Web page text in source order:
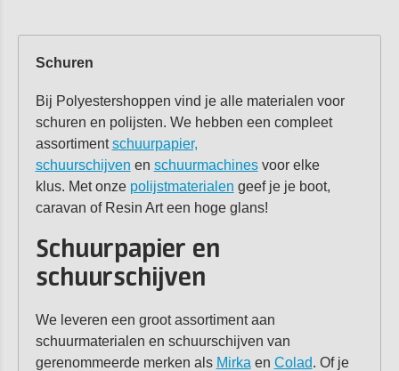
Schuren
Bij Polyestershoppen vind je alle materialen voor
schuren en polijsten. We hebben een compleet
assortimentschuurpapier,
schuurschijven en schuurmachinesvoor elke
klus. Met onze polijstmaterialen geef je je boot,
caravan of Resin Art een hoge glans!
Schuurpapier en
schuurschijven
We leveren een groot assortiment aan
schuurmaterialen en schuurschijven van
gerenommeerde merken als Mirka en Colad. Of je